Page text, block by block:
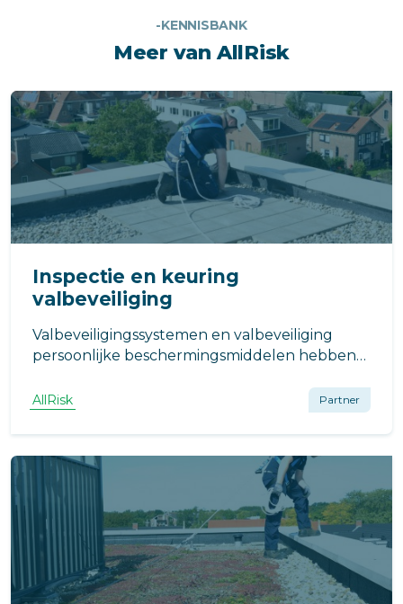
-KENNISBANK
Meer van AllRisk
Inspectie en keuring
valbeveiliging
Valbeveiligingssystemen en valbeveiliging
persoonlijke beschermingsmiddelen hebben
betrouwbaarheid te garanderen. Wat moet de
AllRisk Partner